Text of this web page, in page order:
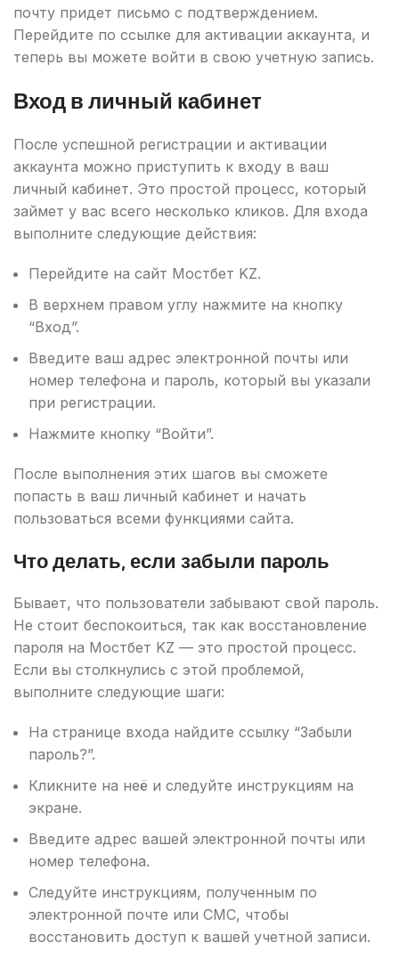
почту придет письмо с подтверждением.
Перейдите по ссылке для активации аккаунта, и
теперь вы можете войти в свою учетную запись.
Вход в личный кабинет
После успешной регистрации и активации
аккаунта можно приступить к входу в ваш
личный кабинет. Это простой процесс, который
займет у вас всего несколько кликов. Для входа
выполните следующие действия:
Перейдите на сайт Мостбет KZ.
В верхнем правом углу нажмите на кнопку
“Вход”.
Введите ваш адрес электронной почты или
номер телефона и пароль, который вы указали
при регистрации.
Нажмите кнопку “Войти”.
После выполнения этих шагов вы сможете
попасть в ваш личный кабинет и начать
пользоваться всеми функциями сайта.
Что делать, если забыли пароль
Бывает, что пользователи забывают свой пароль.
Не стоит беспокоиться, так как восстановление
пароля на Мостбет KZ — это простой процесс.
Если вы столкнулись с этой проблемой,
выполните следующие шаги:
На странице входа найдите ссылку “Забыли
пароль?”.
Кликните на неё и следуйте инструкциям на
экране.
Введите адрес вашей электронной почты или
номер телефона.
Следуйте инструкциям, полученным по
электронной почте или СМС, чтобы
восстановить доступ к вашей учетной записи.